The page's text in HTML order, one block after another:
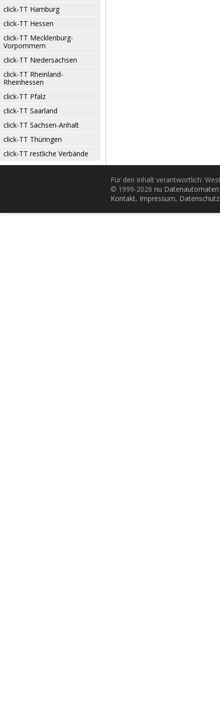
click-TT Hamburg
click-TT Hessen
click-TT Mecklenburg-
Vorpommern
click-TT Niedersachsen
click-TT Rheinland-
Rheinhessen
click-TT Pfalz
click-TT Saarland
click-TT Sachsen-Anhalt
click-TT Thüringen
click-TT restliche Verbände
Für den Inhalt verantwortlich:
© 1999-2026 nu
Kontakt, Impressum, Datenschutz